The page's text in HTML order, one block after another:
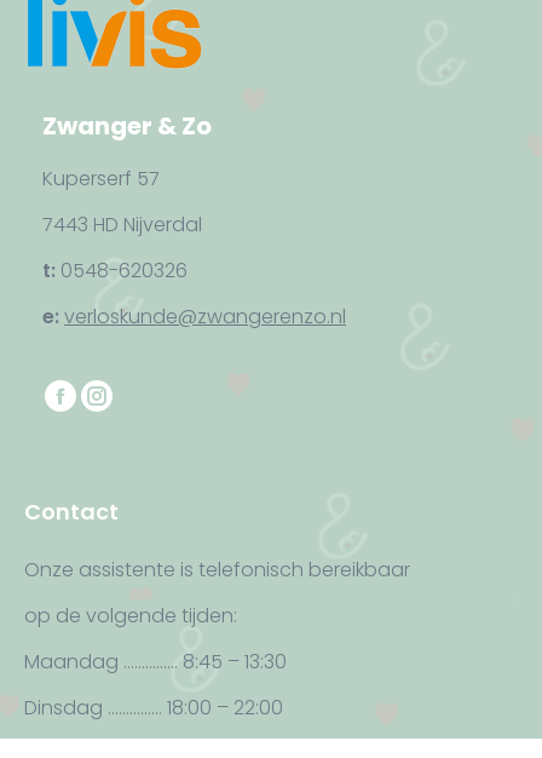
Zwanger & Zo
Kuperserf 57
7443 HD Nijverdal
t: 0548-620326
e: verloskunde@zwangerenzo.nl
Vind ons op:
F
e
o
k
p
g
I
t
g
a
m
a
Contact
Onze assistente is telefonisch bereikbaar
op de volgende tijden:
Maandag …………… 8:45 – 13:30
Dinsdag …………… 18:00 – 22:00